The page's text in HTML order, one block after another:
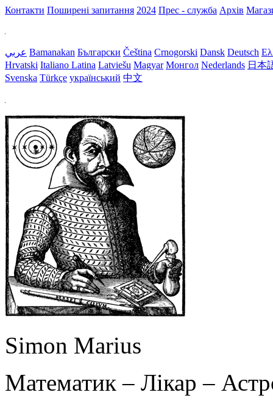
Контакти Поширені запитання 2024 Прес - служба Архів
عربي Bamanakan Български Čeština Crnogorski Dansk Deutsch
Hrvatski Italiano Latina Latviešu Magyar Монгол Nederlands 日本
Svenska Türkçe український 中文
Simon Marius
Математик – Лікар –